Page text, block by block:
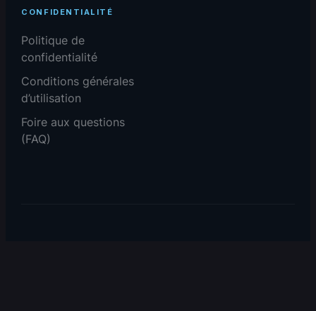
CONFIDENTIALITÉ
Politique de
confidentialité
Conditions générales
d’utilisation
Foire aux questions
(FAQ)